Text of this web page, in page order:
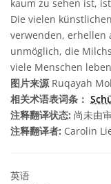
kaum zu sehen ist,
Die vielen
verwenden, erhellen
unmöglich, die
viele Menschen
图片来源Ruqayah
相关术语表词条：
注释翻译状态: 尚未由
注释翻译者: Carolin
英语